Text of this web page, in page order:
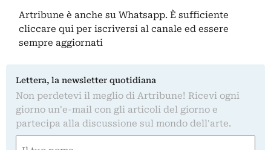
Artribune è anche su Whatsapp. È sufficiente
cliccare qui per iscriversi al canale ed essere
sempre aggiornati
Lettera, la newsletter quotidiana
Non perdetevi il meglio di Artribune! Ricevi ogni
giorno un'e-mail con gli articoli del giorno e
partecipa alla discussione sul mondo dell'arte.